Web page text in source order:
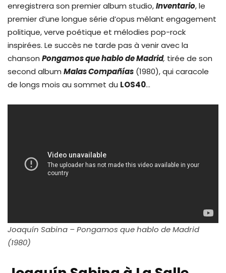
enregistrera son premier album studio,Inventario, le
premier d’une longue série d’opus mêlant engagement
politique, verve poétique et mélodies pop-rock
inspirées. Le succès ne tarde pas à venir avec la
chanson Pongamos que hablo de Madrid, tirée de son
second album Malas Compañías (1980), qui caracole
de longs mois au sommet du LOS40…
Joaquín Sabina – Pongamos que hablo de Madrid
(1980)